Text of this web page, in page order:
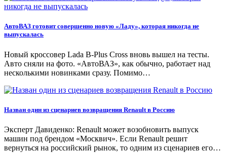
АвтоВАЗ готовит совершенно новую «Ладу», которая никогда не
выпускалась
Новый кроссовер Lada B-Plus Cross вновь вышел на тесты.
Авто сняли на фото. «АвтоВАЗ», как обычно, работает над
несколькими новинками сразу. Помимо…
Назван один из сценариев возвращения Renault в Россию
Эксперт Давиденко: Renault может возобновить выпуск
машин под брендом «Москвич». Если Renault решит
вернуться на российский рынок, то одним из сценариев его…